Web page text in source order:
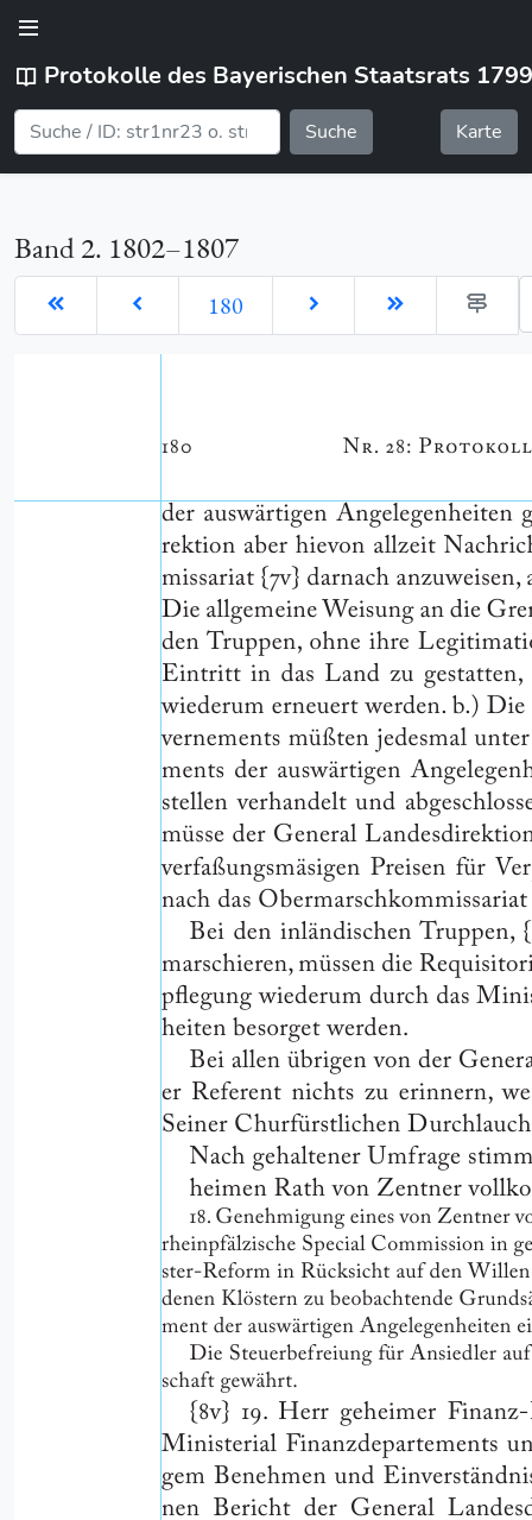
Protokolle des Bayerischen Staatsrats
Suche Karte
Band 2. 1802–1807
180